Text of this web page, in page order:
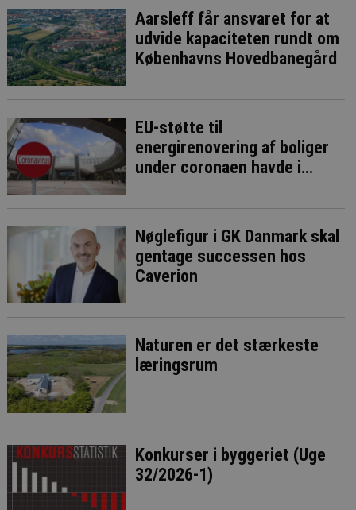
Aarsleff får ansvaret for at
udvide kapaciteten rundt om
Københavns Hovedbanegård
EU-støtte til
energirenovering af boliger
under coronaen havde i
Nøglefigur i GK Danmark skal
gentage successen hos
Caverion
Naturen er det stærkeste
læringsrum
Konkurser i byggeriet (Uge
32/2026-1)